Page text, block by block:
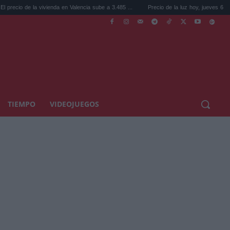
vivienda en Valencia sube a 3.485 ... Precio de la luz hoy, jueves 6 de agosto: la
TIEMPO VIDEOJUEGOS